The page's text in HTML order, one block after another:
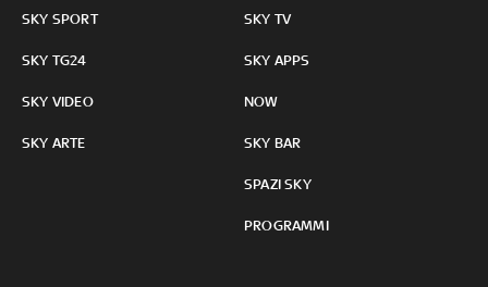
SKY SPORT
SKY TG24
SKY VIDEO
SKY ARTE
SKY TV
SKY APPS
NOW
SKY BAR
SPAZI SKY
PROGRAMMI